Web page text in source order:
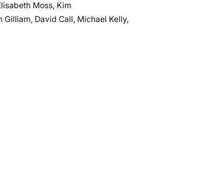
Moss, Kim
Gilliam, David Call, Michael Kelly,